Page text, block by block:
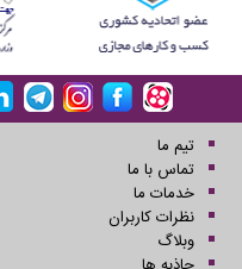
تیم ما
تماس با ما
خدمات ما
نظرات کاربران
وبلاگ